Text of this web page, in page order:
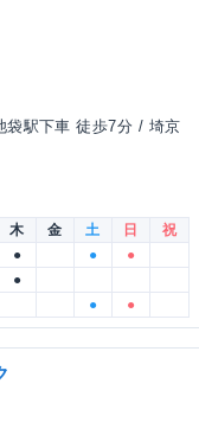
袋駅下車 徒歩7分 / 埼京
木 金 土 日
祝
● ●
●
●
● ●